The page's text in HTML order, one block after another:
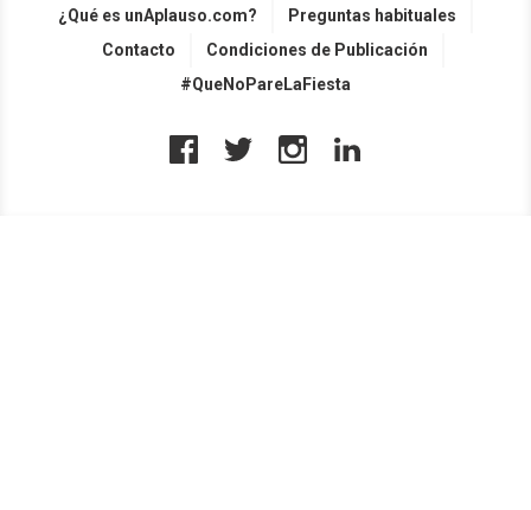
¿Qué es unAplauso.com?
Preguntas habituales
Contacto
Condiciones de Publicación
#QueNoPareLaFiesta